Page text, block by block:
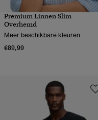
Premium Linnen Slim
Overhemd
Meer beschikbare kleuren
€89,99